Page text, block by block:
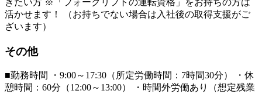
活かせます！ （お持ちでない場合は入社後の取得支援がご
ざいます）
その他
■勤務時間 ・9:00～17:30（所定労働時間：7時間30分） ・休
憩時間：60分（12:00～13:00） ・時間外労働あり（想定残業